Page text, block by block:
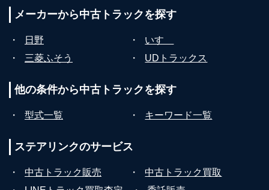
メーカーから中古トラックを探す
・ 日野 ・
いすゞ
・
三菱ふそう ・ UDトラックス
他の条件から中古トラックを探す
・ 型式一覧 ・ キーワード一覧
ステアリンクのサービス
・ 中古トラック販売 ・
中古トラック買取